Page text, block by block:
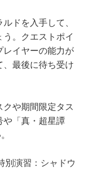
ドを入手して、
。クエストポイ
レイヤーの能力が
最後に待ち受け
や期間限定タス
や「真・超星譚
別演習：シャドウ